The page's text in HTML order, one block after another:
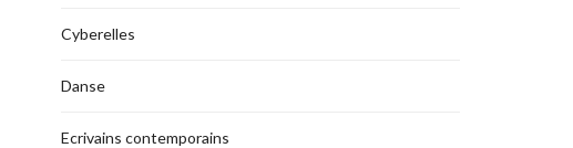
Cyberelles
Danse
Ecrivains contemporains